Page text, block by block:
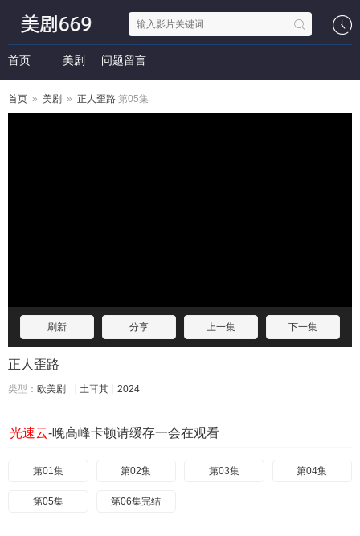
首页 美剧 问题留言
首页 » 美剧 » 正人歪路 第05集
刷新 分享 上一集 下一集
正人歪路
类型： 欧美剧 土耳其 2024
光速云-晚高峰卡顿请缓存一会在观看
第01集 第02集 第03集 第04集
第05集 第06集完结